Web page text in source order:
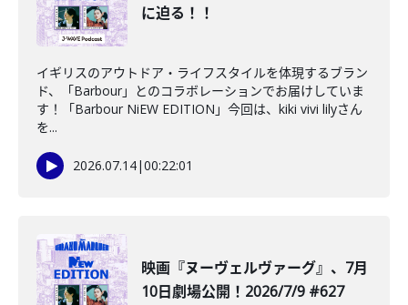
に迫る！！
イギリスのアウトドア・ライフスタイルを体現するブラン
ド、「Barbour」とのコラボレーションでお届けしていま
す！「Barbour NiEW EDITION」今回は、kiki vivi lilyさん
を...
2026.07.14|00:22:01
映画『ヌーヴェルヴァーグ』、7月
10日劇場公開！2026/7/9 #627